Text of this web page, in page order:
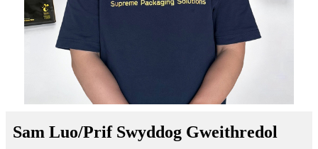
Sam Luo/Prif Swyddog Gweithredol